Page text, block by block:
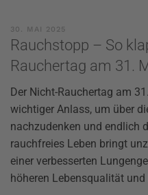
30. MAI 2025
Rauchstopp – So
Rauchertag am 31.
Der Nicht-Rauchertag am
wichtiger Anlass, um über
nachzudenken und endlich
rauchfreies Leben bringt
einer verbesserten
höheren Lebensqualität